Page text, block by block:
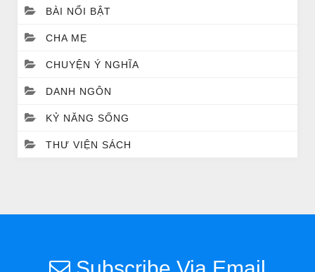
CHUYỆN Ý NGHĨA
Chuyen Y Nghia: Thien Chua Luon Tha Thu
BÀI NỔI BẬT
CHA MẸ
CHUYỆN Ý NGHĨA
DANH NGÔN
KỶ NĂNG SỐNG
THƯ VIỆN SÁCH